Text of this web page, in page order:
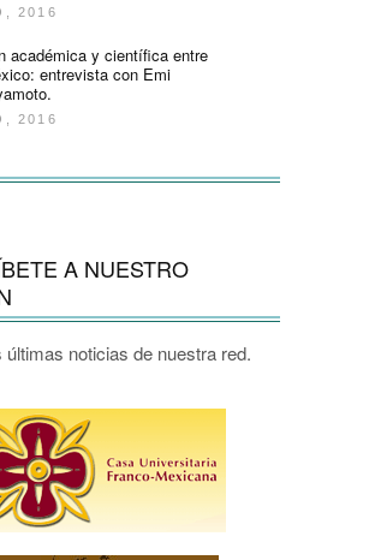
2016
académica y científica entre
entrevista con Emi
2016
A NUESTRO
últimas noticias de nuestra red.